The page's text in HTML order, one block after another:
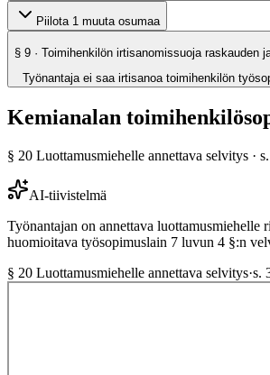
Piilota 1 muuta osumaa
§ 9 · Toimihenkilön irtisanomissuoja raskauden
Työnantaja ei saa irtisanoa toimihenkilön
Kemianalan
§ 20 Luottamusmiehelle annettava selvitys · s.
AI-tiivistelmä
Työnantajan on annettava
huomioitava työsopimuslain 7 luvun 4 §:n
§ 20 Luottamusmiehelle annettava selvitys·s.